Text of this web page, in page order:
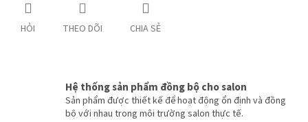
HỎI THEO DÕI CHIA SẺ
Hệ thống sản phẩm đồng bộ cho salon
Sản phẩm được thiết kế để hoạt động ổn định và đồng
bộ với nhau trong môi trường salon thực tế.